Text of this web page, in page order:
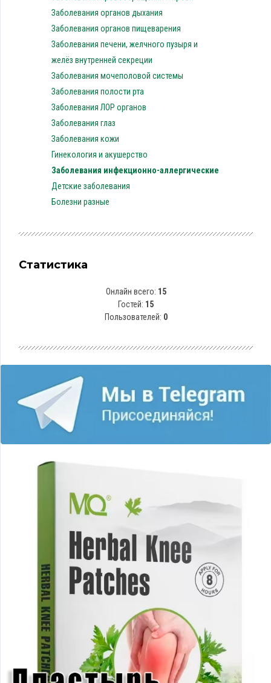
Заболевания органов дыхания
Заболевания органов пищеварения
Заболевания печени, желчного пузыря и
желёз внутренней секреции
Заболевания мочеполовой системы
Заболевания полости рта
Заболевания ЛОР органов
Заболевания глаз
Заболевания кожи
Гинекология и акушерство
Заболевания инфекционно-аллергические
Детские заболевания
Болезни разные
Статистика
Онлайн всего: 15
Гостей: 15
Пользователей: 0